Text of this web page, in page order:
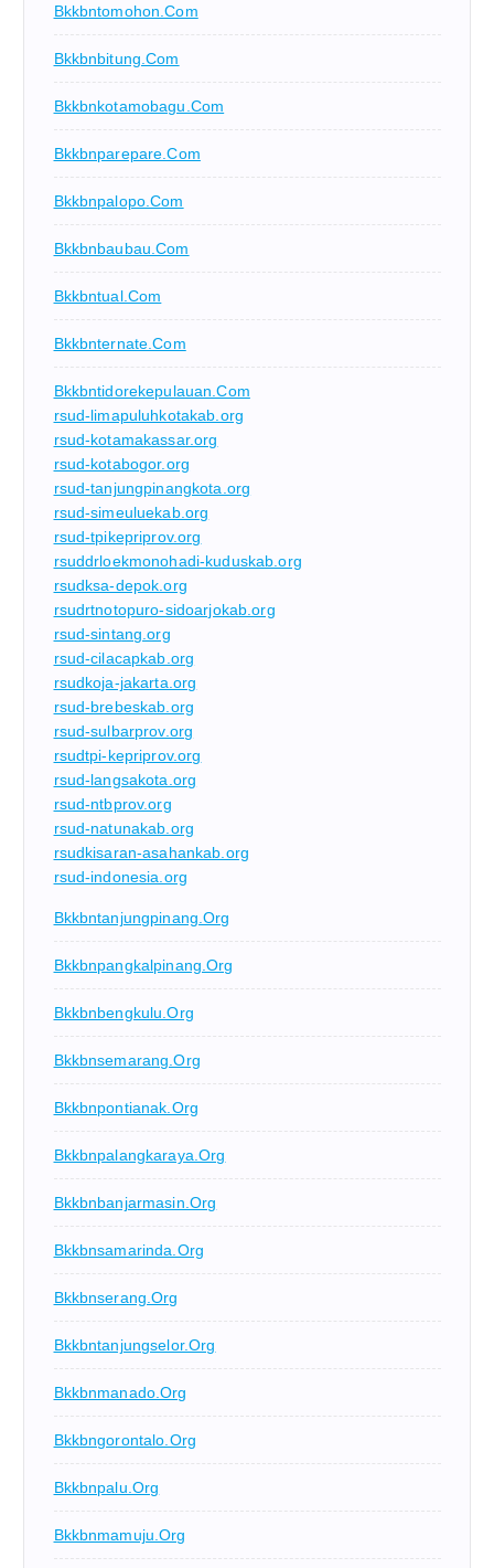
Bkkbntomohon.com
Bkkbnbitung.com
Bkkbnkotamobagu.com
Bkkbnparepare.com
Bkkbnpalopo.com
Bkkbnbaubau.com
Bkkbntual.com
Bkkbnternate.com
Bkkbntidorekepulauan.com
rsud-limapuluhkotakab.org
rsud-kotamakassar.org
rsud-kotabogor.org
rsud-tanjungpinangkota.org
rsud-simeuluekab.org
rsud-tpikepriprov.org
rsuddrloekmonohadi-kuduskab.org
rsudksa-depok.org
rsudrtnotopuro-sidoarjokab.org
rsud-sintang.org
rsud-cilacapkab.org
rsudkoja-jakarta.org
rsud-brebeskab.org
rsud-sulbarprov.org
rsudtpi-kepriprov.org
rsud-langsakota.org
rsud-ntbprov.org
rsud-natunakab.org
rsudkisaran-asahankab.org
rsud-indonesia.org
Bkkbntanjungpinang.org
Bkkbnpangkalpinang.org
Bkkbnbengkulu.org
Bkkbnsemarang.org
Bkkbnpontianak.org
Bkkbnpalangkaraya.org
Bkkbnbanjarmasin.org
Bkkbnsamarinda.org
Bkkbnserang.org
Bkkbntanjungselor.org
Bkkbnmanado.org
Bkkbngorontalo.org
Bkkbnpalu.org
Bkkbnmamuju.org